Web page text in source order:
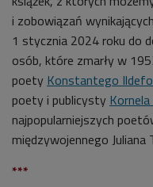
i zobowiązań
1 stycznia 2024 roku do
osób, które zmarły w
poety Konstantego
poety i publicysty
najpopularniejszych
międzywojennego Juliana
***